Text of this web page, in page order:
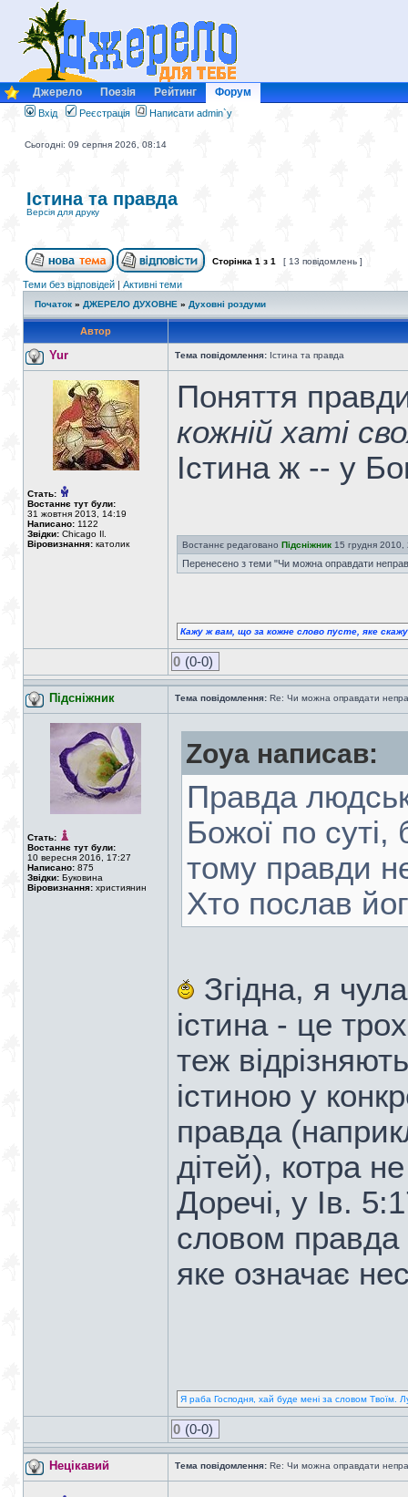
Джерело Поезія Рейтинг Форум
Вхід Реєстрація Написати admin`у
Сьогодні: 09 серпня 2026, 08:14
Істина та правда
Версія для друку
Сторінка 1 з 1 [ 13 повідомлень ]
Теми без відповідей | Активні теми
Початок » ДЖЕРЕЛО ДУХОВНЕ » Духовні роздуми
Автор
Yur Тема повідомлення: Істина та правда
Стать:
Востаннє тут були:
31 жовтня 2013, 14:19
Написано: 1122
Звідки: Chicago Il.
Віровизнання: католик
Поняття
кожній хаті
Істина ж -- у
Востаннє редаговано Підсніжник 15 грудня 2010,
Перенесено з теми "Чи можна оправдати
Кажу ж вам, що за кожне слово пусте, яке
0 (0-0)
Підсніжник Тема повідомлення: Re: Чи можна оправдати
Стать:
Востаннє тут були:
10 вересня 2016, 17:27
Написано: 875
Звідки: Буковина
Віровизнання: християнин
Zoya написав:
Правда
Божої по
тому правди
Хто послав
Згідна, я
істина - це
теж
істиною у
правда
дітей), котра
Доречі, у Ів.
словом правда
яке означає
Я раба Господня, хай буде мені за словом Твоїм.
0 (0-0)
Нецікавий Тема повідомлення: Re: Чи можна оправдати